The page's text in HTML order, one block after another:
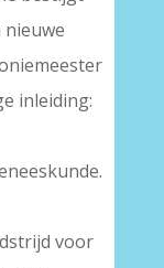
nieuwe
inleiding:
voor